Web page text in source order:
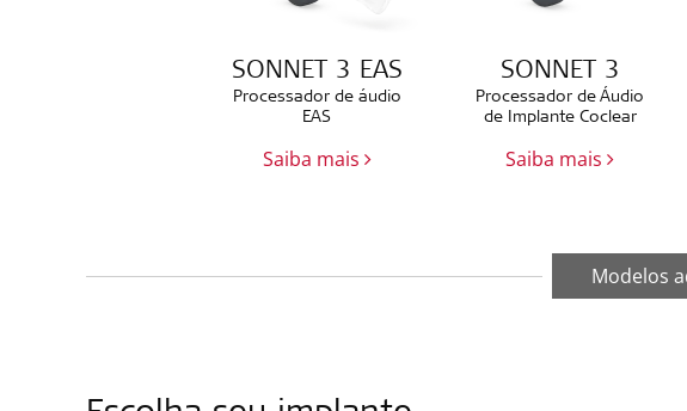
SONNET 3 EAS
Processador de áudio
EAS
Saiba mais
SONNET 3
Processador de Áudio
de Implante Coclear
Saiba mais
Modelos